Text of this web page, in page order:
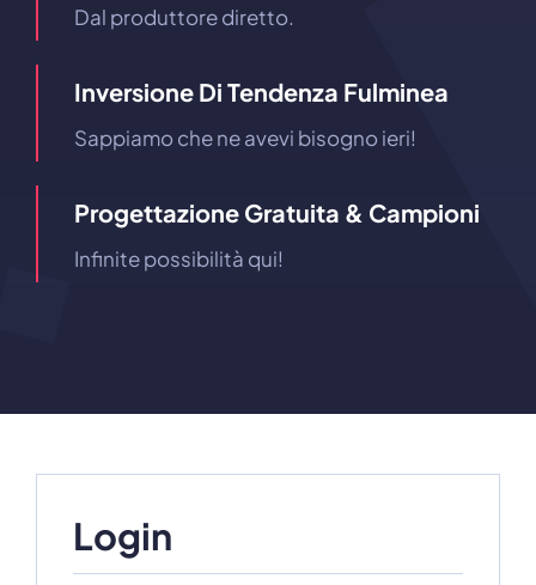
Dal produttore diretto.
Inversione Di Tendenza Fulminea
Sappiamo che ne avevi bisogno ieri!
Progettazione Gratuita & Campioni
Infinite possibilità qui!
Login